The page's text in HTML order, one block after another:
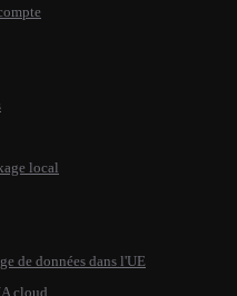
local
de données dans l'UE
cloud